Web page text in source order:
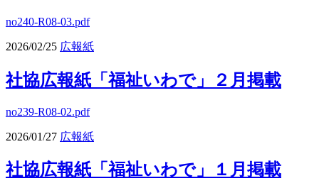
no240-R08-03.pdf
2026/02/25 広報紙
社協広報紙「福祉いわで」２月掲載
no239-R08-02.pdf
2026/01/27 広報紙
社協広報紙「福祉いわで」１月掲載